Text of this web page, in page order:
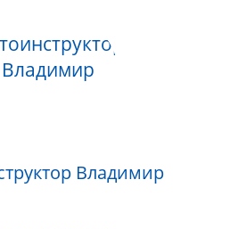
Владимир